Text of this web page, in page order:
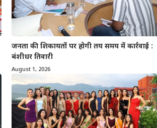
जनता की शिकायतों पर होगी तय समय में कार्रवाई :
बंशीधर तिवारी
August 1, 2026